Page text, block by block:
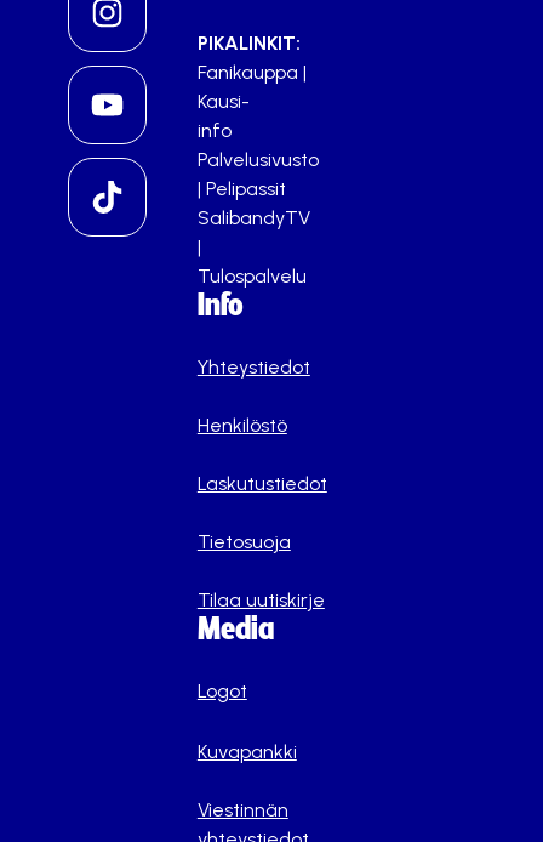
PIKALINKIT:
Fanikauppa |
Kausi-
info
Palvelusivusto
| Pelipassit
SalibandyTV
|
Tulospalvelu
Info
Yhteystiedot
Henkilöstö
Laskutustiedot
Tietosuoja
Tilaa uutiskirje
Media
Logot
Kuvapankki
Viestinnän